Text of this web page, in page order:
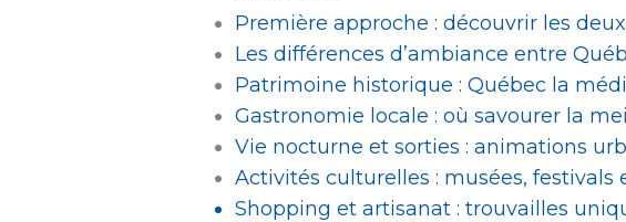
Première approche : découvrir les
Les différences d’ambiance entre
Patrimoine historique : Québec la
Gastronomie locale : où savourer la
Vie nocturne et sorties : animations
Activités culturelles : musées,
Shopping et artisanat : trouvailles